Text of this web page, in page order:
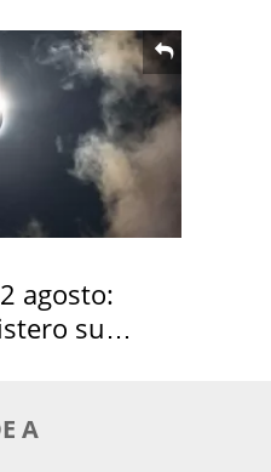
agosto:
su